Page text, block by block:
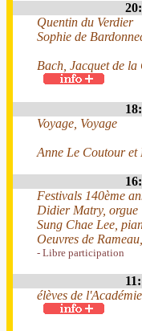
Quentin du Verdier
Sophie de
Bach, Jacquet de
Voyage, Voyage
Anne Le Coutour et
Festivals 140ème
Didier Matry, orgue
Sung Chae Lee,
Oeuvres de
- Libre participation
élèves de